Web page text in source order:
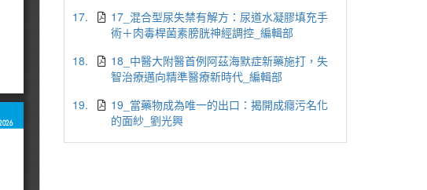
17.
17_混合型尿失禁有解方：尿道水凝膠填充手
術＋肉毒桿菌素膀胱神經調控_編輯部
18.
18_中醫大附醫首例阿茲海默症新藥施打，失
智治療邁向精準醫療新時代_編輯部
19.
19_當藥物成為唯一的出口：揭開成癮污名化
的面紗_劉光興